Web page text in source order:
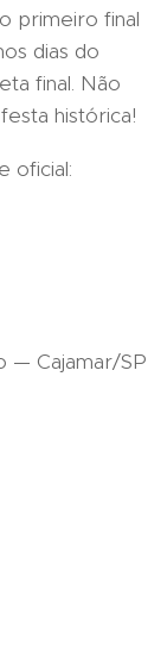
primeiro final
dias do
final. Não
histórica!
oficial:
— Cajamar/SP